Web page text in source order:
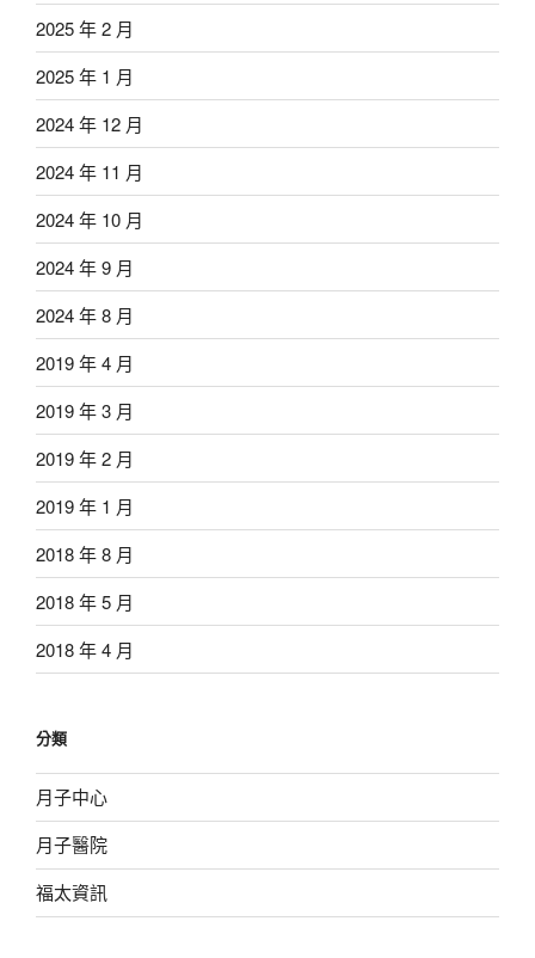
2025 年 2 月
2025 年 1 月
2024 年 12 月
2024 年 11 月
2024 年 10 月
2024 年 9 月
2024 年 8 月
2019 年 4 月
2019 年 3 月
2019 年 2 月
2019 年 1 月
2018 年 8 月
2018 年 5 月
2018 年 4 月
分類
月子中心
月子醫院
福太資訊